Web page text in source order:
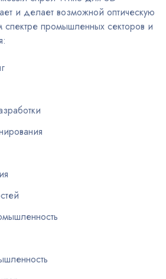
и делает возможной оптическую
промышленных секторов и